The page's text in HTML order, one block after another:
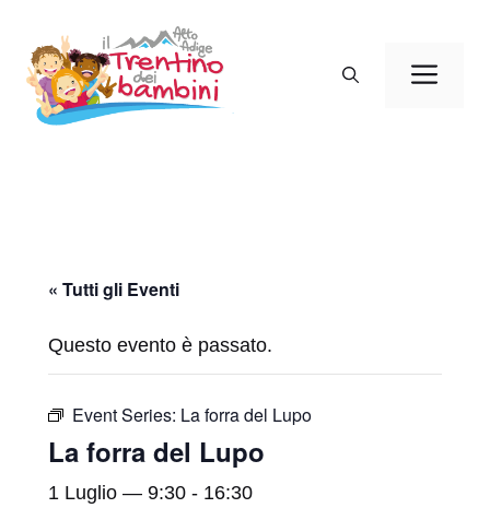
contenuto
« Tutti gli Eventi
Questo evento è passato.
Event Series: La forra del Lupo
La forra del Lupo
1 Luglio — 9:30 - 16:30